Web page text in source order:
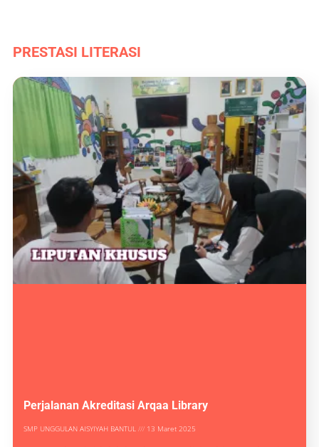
PRESTASI LITERASI
Perjalanan Akreditasi Arqaa Library
SMP UNGGULAN AISYIYAH BANTUL 13 Maret 2025